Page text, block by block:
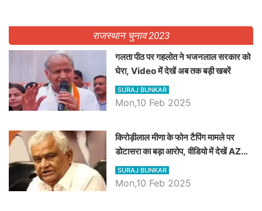
राजस्थान चुनाव 2023
गलता पीठ पर गहलोत ने भजनलाल सरकार को
घेरा, Video में देखें अब तक बड़ी खबरें
SURAJ BUNKAR
Mon,10 Feb 2025
किरोड़ीलाल मीणा के फोन टैपिंग मामले पर
डोटासरा का बड़ा आरोप, वीडियो में देखें AZ
बड़ी खबरें
SURAJ BUNKAR
Mon,10 Feb 2025